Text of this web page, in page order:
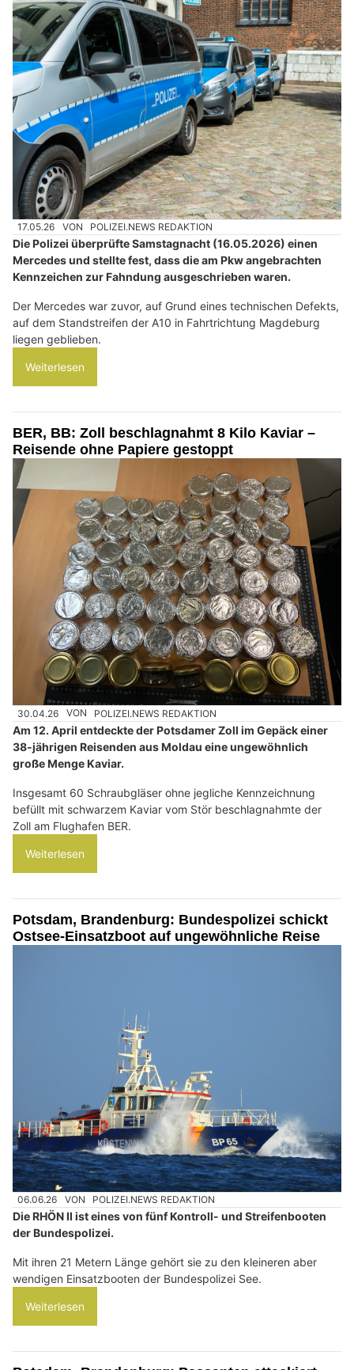
17.05.26 VON POLIZEI.NEWS REDAKTION
Die Polizei überprüfte Samstagnacht (16.05.2026) einen
Mercedes und stellte fest, dass die am Pkw angebrachten
Kennzeichen zur Fahndung ausgeschrieben waren.
Der Mercedes war zuvor, auf Grund eines technischen Defekts,
auf dem Standstreifen der A10 in Fahrtrichtung Magdeburg
liegen geblieben.
Weiterlesen
BER, BB: Zoll beschlagnahmt 8 Kilo Kaviar –
Reisende ohne Papiere gestoppt
30.04.26 VON POLIZEI.NEWS REDAKTION
Am 12. April entdeckte der Potsdamer Zoll im Gepäck einer
38-jährigen Reisenden aus Moldau eine ungewöhnlich
große Menge Kaviar.
Insgesamt 60 Schraubgläser ohne jegliche Kennzeichnung
befüllt mit schwarzem Kaviar vom Stör beschlagnahmte der
Zoll am Flughafen BER.
Weiterlesen
Potsdam, Brandenburg: Bundespolizei schickt
Ostsee-Einsatzboot auf ungewöhnliche Reise
06.06.26 VON POLIZEI.NEWS REDAKTION
Die RHÖN II ist eines von fünf Kontroll- und Streifenbooten
der Bundespolizei.
Mit ihren 21 Metern Länge gehört sie zu den kleineren aber
wendigen Einsatzbooten der Bundespolizei See.
Weiterlesen